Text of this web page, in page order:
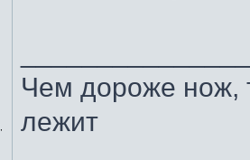
Чем дороже нож,
лежит